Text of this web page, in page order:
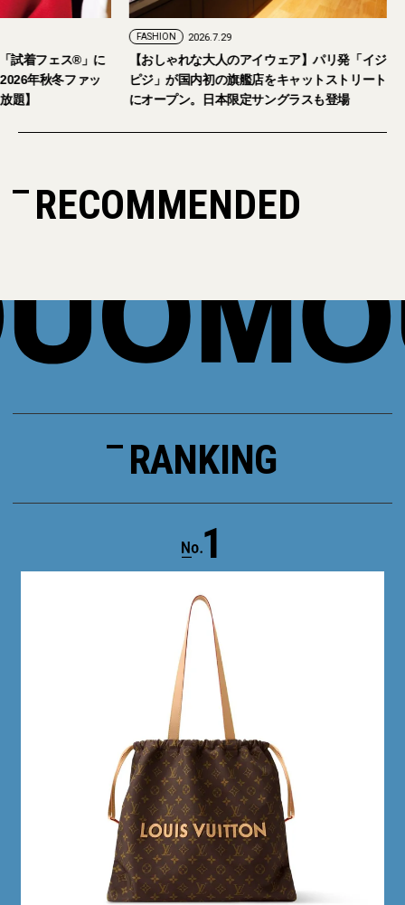
試着フェス®︎」に
年秋冬ファッ
題】
FASHION 2026.7.29
【おしゃれな大人のアイウェア】パリ発「イジ
ピジ」が国内初の旗艦店をキャットストリート
にオープン。日本限定サングラスも登場
RECOMMENDED
RANKING
1